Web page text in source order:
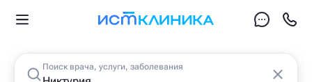
Поиск врача, услуги, заболевания